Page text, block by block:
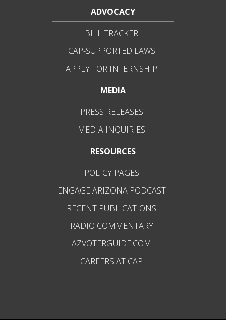
ADVOCACY
BILL TRACKER
CAP-SUPPORTED LAWS
APPLY FOR INTERNSHIP
MEDIA
PRESS RELEASES
MEDIA INQUIRIES
RESOURCES
POLICY PAGES
ENGAGE ARIZONA PODCAST
RECENT PUBLICATIONS
RADIO COMMENTARY
AZVOTERGUIDE.COM
CAREERS AT CAP